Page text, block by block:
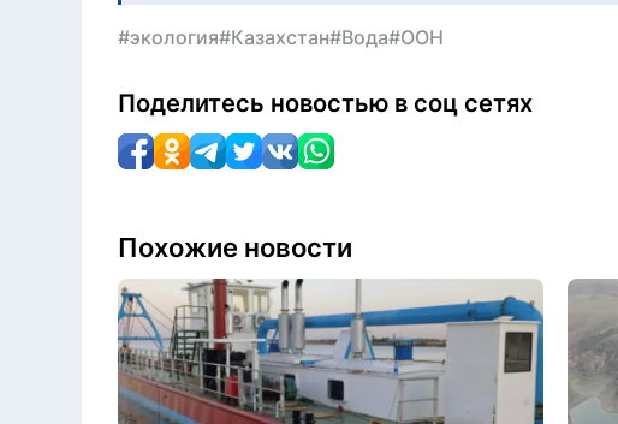
#экология#Казахстан#Вода#ООН
Поделитесь новостью в соц сетях
Похожие новости